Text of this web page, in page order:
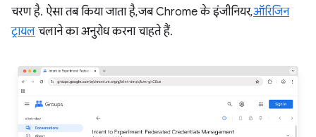
चरण है. ऐसा तब किया जाता है, जब Chrome के इंजीनियर,ऑरिजिन
ट्रायल चलाने का अनुरोध करना चाहते हैं.